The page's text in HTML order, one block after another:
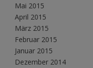
Mai 2015
April 2015
März 2015
Februar 2015
Januar 2015
Dezember 2014